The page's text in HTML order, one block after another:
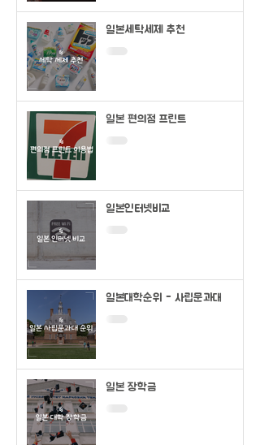
일본세탁세제 추천
일본 편의점 프린트
일본인터넷비교
일본대학순위 - 사립문과대
일본 장학금